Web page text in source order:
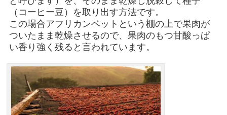
（コーヒー豆）を取り出す方法です。
この場合アフリカンベットという棚の上で果肉が
ついたまま乾燥させるので、果肉のもつ甘酸っぱ
い香り強く残ると言われています。